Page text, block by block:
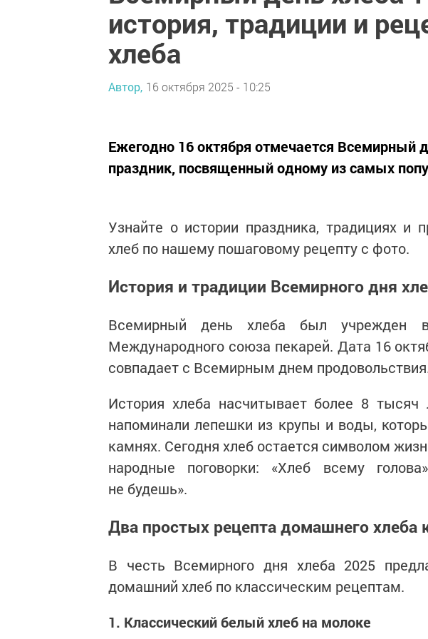
история, традиции и
хлеба
Автор, 16 октября 2025 - 10:25
Ежегодно 16 октября отмечается
праздник, посвященный одному из самых
Узнайте о истории праздника, традициях и
хлеб по нашему пошаговому рецепту с фото.
История и традиции Всемирного дня
Всемирный день хлеба был учрежден
Международного союза пекарей. Дата 16
совпадает с Всемирным днем
История хлеба насчитывает более 8
напоминали лепешки из крупы и воды,
камнях. Сегодня хлеб остается символом
народные поговорки: «Хлеб всему
не будешь».
Два простых рецепта домашнего хлеба
В честь Всемирного дня хлеба 2025
домашний хлеб по классическим рецептам.
1. Классический белый хлеб на молоке